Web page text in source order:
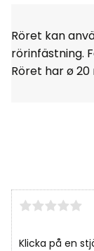
Röret kan
rörinfästning.
Röret har ø
Klicka på en